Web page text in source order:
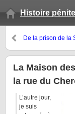
Histoire
De la prison de la
condamné à mort
La Maison
la rue du
L’autre jour,
je suis